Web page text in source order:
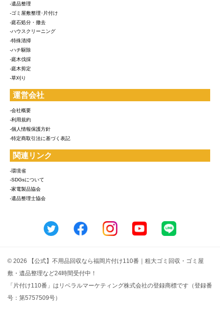
-遺品整理
-ゴミ屋敷整理･片付け
-庭石処分・撤去
-ハウスクリーニング
-特殊清掃
-ハチ駆除
-庭木伐採
-庭木剪定
-草刈り
運営会社
-会社概要
-利用規約
-個人情報保護方針
-特定商取引法に基づく表記
関連リンク
-環境省
-SDGsについて
-家電製品協会
-遺品整理士協会
© 2026 【公式】不用品回収なら福岡片付け110番｜粗大ゴミ回収・ゴミ屋
敷・遺品整理など24時間受付中！
「片付け110番」はリベラルマーケティング株式会社の登録商標です（登録番
号：第5757509号）